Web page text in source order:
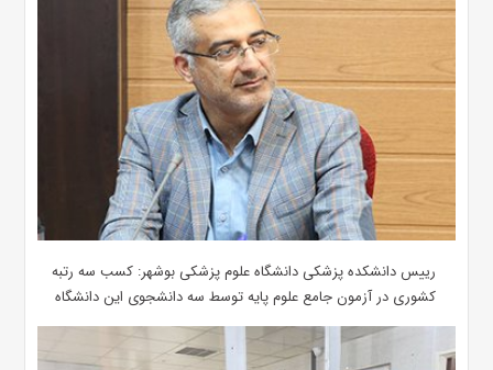
رییس دانشکده پزشکی دانشگاه علوم پزشکی بوشهر: کسب سه رتبه
کشوری در آزمون جامع علوم پایه توسط سه دانشجوی این دانشگاه